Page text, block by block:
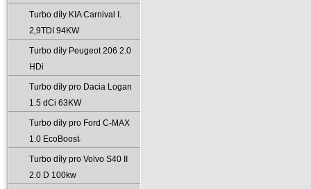
Turbo díly KIA Carnival I.
2‚9TDI 94KW
Turbo díly Peugeot 206 2.0
HDi
Turbo díly pro Dacia Logan
1.5 dCi 63KW
Turbo díly pro Ford C-MAX
1.0 EcoBoost̵
Turbo díly pro Volvo S40 II
2.0 D 100kw